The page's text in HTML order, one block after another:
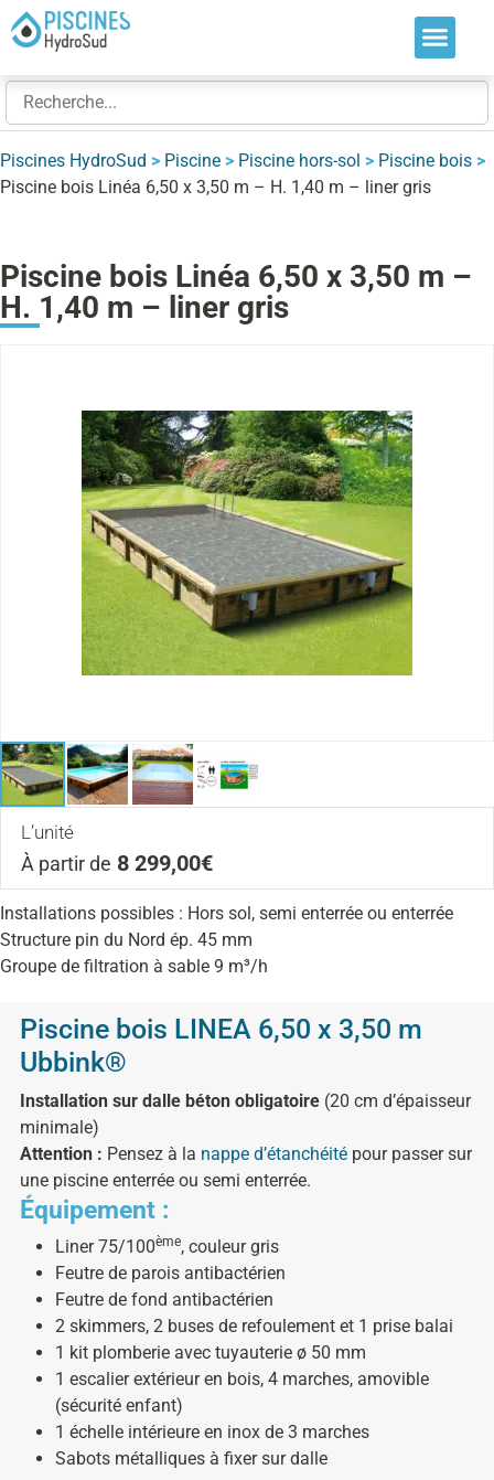
Piscines HydroSud > Piscine > Piscine hors-sol > Piscine bois >
Piscine bois Linéa 6,50 x 3,50 m – H. 1,40 m – liner gris
Piscine bois Linéa 6,50 x 3,50 m –
H. 1,40 m – liner gris
L’unité
À partir de 8 299,00€
Installations possibles : Hors sol, semi enterrée ou enterrée
Structure pin du Nord ép. 45 mm
Groupe de filtration à sable 9 m³/h
Piscine bois LINEA 6,50 x 3,50 m
Ubbink®
Installation sur dalle béton obligatoire (20 cm d’épaisseur
minimale)
Attention : Pensez à la nappe d’étanchéité pour passer sur
une piscine enterrée ou semi enterrée.
Équipement :
Liner 75/100ème, couleur gris
Feutre de parois antibactérien
Feutre de fond antibactérien
2 skimmers, 2 buses de refoulement et 1 prise balai
1 kit plomberie avec tuyauterie ø 50 mm
1 escalier extérieur en bois, 4 marches, amovible
(sécurité enfant)
1 échelle intérieure en inox de 3 marches
Sabots métalliques à fixer sur dalle